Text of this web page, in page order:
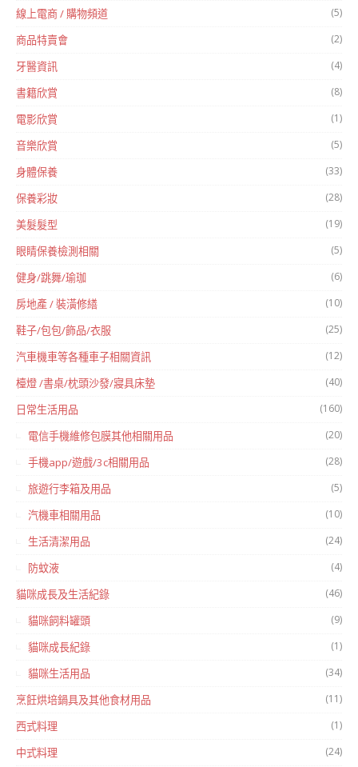
線上電商 / 購物頻道 (5)
商品特賣會 (2)
牙醫資訊 (4)
書籍欣賞 (8)
電影欣賞 (1)
音樂欣賞 (5)
身體保養 (33)
保養彩妝 (28)
美髮髮型 (19)
眼睛保養檢測相關 (5)
健身/跳舞/瑜珈 (6)
房地產 / 裝潢修繕 (10)
鞋子/包包/飾品/衣服 (25)
汽車機車等各種車子相關資訊 (12)
檯燈 /書桌/枕頭沙發/寢具床墊 (40)
日常生活用品 (160)
電信手機維修包膜其他相關用品 (20)
手機app/遊戲/3c相關用品 (28)
旅遊行李箱及用品 (5)
汽機車相關用品 (10)
生活清潔用品 (24)
防蚊液 (4)
貓咪成長及生活紀錄 (46)
貓咪飼料罐頭 (9)
貓咪成長紀錄 (1)
貓咪生活用品 (34)
烹飪烘培鍋具及其他食材用品 (11)
西式料理 (1)
中式料理 (24)